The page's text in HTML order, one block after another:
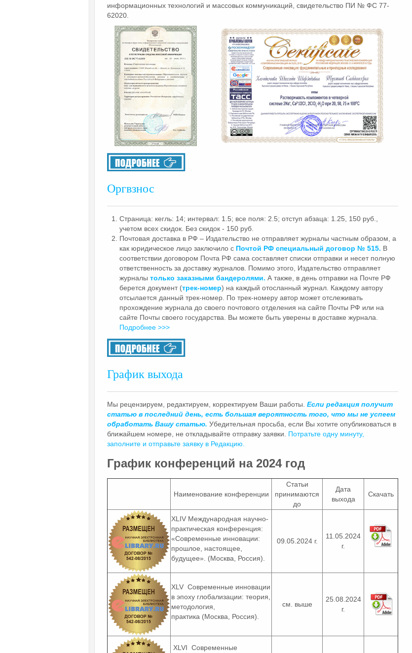
информационных технологий и массовых коммуникаций, свидетельство ПИ № ФС 77-
62020.
Оргвзнос
Страница: кегль: 14; интервал: 1.5; все поля: 2.5; отступ абзаца: 1.25, 150 руб.,
учетом всех скидок. Без скидок - 150 руб.
Почтовая доставка в РФ – Издательство не отправляет журналы частным образом, а
как юридическое лицо заключило с Почтой РФ специальный договор № 515. В
соответствии договором Почта РФ сама составляет списки отправки и несет полную
ответственность за доставку журналов. Помимо этого, Издательство отправляет
журналы только заказными бандеролями. А также, в день отправки на Почте РФ
берется документ (трек-номер) на каждый отосланный журнал. Каждому автору
отсылается данный трек-номер. По трек-номеру автор может отслеживать
прохождение журнала до своего почтового отделения на сайте Почты РФ или на
сайте Почты своего государства. Вы можете быть уверены в доставке журнала.
Подробнее >>>
График выхода
Мы рецензируем, редактируем, корректируем Ваши работы. Если редакция получит
статью в последний день, есть большая вероятность того, что мы не успеем
обработать Вашу статью. Убедительная просьба, если Вы хотите опубликоваться в
ближайшем номере, не откладывайте отправку заявки. Потратьте одну минуту,
заполните и отправьте заявку в Редакцию.
График конференций на 2024 год
Наименование конференции
Статьи
принимаются
до
Дата
выхода
Скачать
XLIV Международная научно-
практическая конференция:
«Современные инновации:
прошлое, настоящее,
будущее». (Москва, Россия).
09.05.2024 г.
11.05.2024
г.
XLV Современные инновации
в эпоху глобализации: теория,
методология,
практика (Москва, Россия).
см. выше
25.08.2024
г.
XLVI Современные